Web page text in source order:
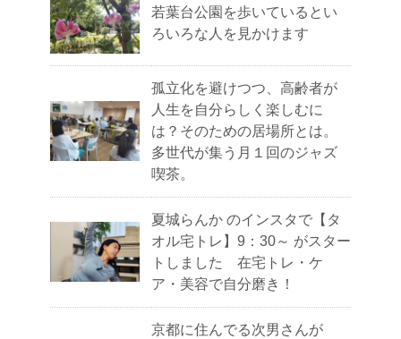
若葉台公園を歩いているとい
ろいろな人を見かけます
孤立化を避けつつ、高齢者が
人生を自分らしく楽しむに
は？そのための居場所とは。
多世代が集う月１回のジャズ
喫茶。
夏城らんか のインスタで【タ
オル宅トレ】9：30～ がスター
トしました 在宅トレ・ケ
ア・美容で自分磨き！
京都に住んでる次男さんが